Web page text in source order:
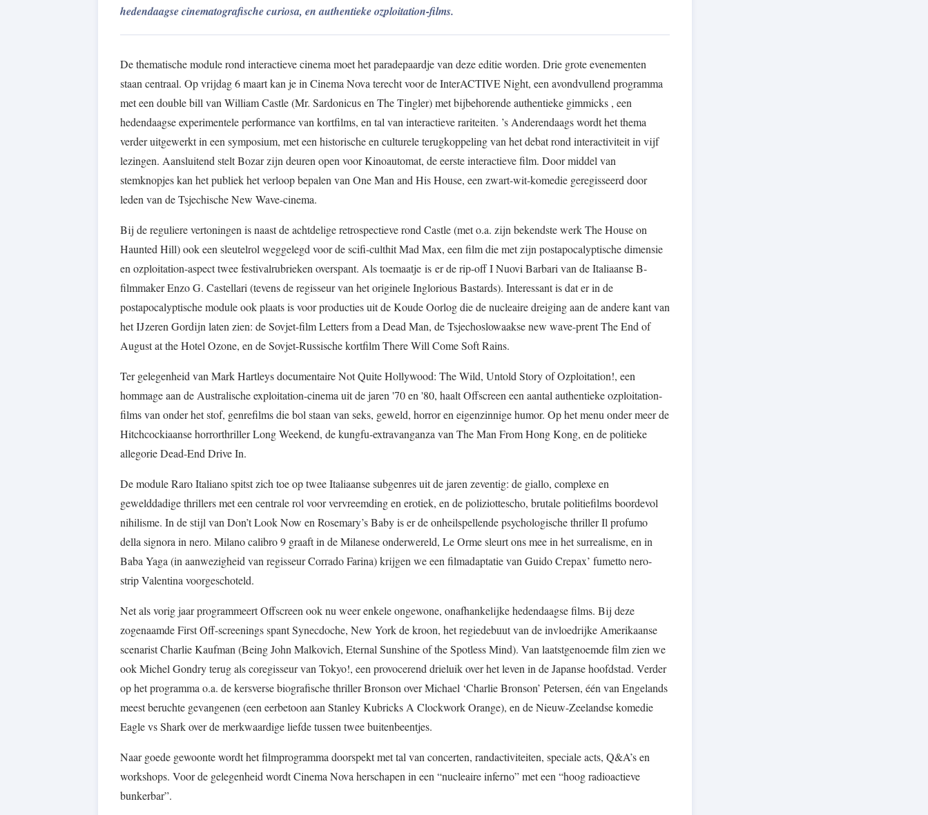
hedendaagse cinematografische curiosa, en authentieke ozploitation-films.
De thematische module rond interactieve cinema moet het paradepaardje van deze editie worden. Drie grote evenementen
staan centraal. Op vrijdag 6 maart kan je in Cinema Nova terecht voor de InterACTIVE Night, een avondvullend programma
met een double bill van William Castle (Mr. Sardonicus en The Tingler) met bijbehorende authentieke gimmicks , een
hedendaagse experimentele performance van kortfilms, en tal van interactieve rariteiten. ’s Anderendaags wordt het thema
verder uitgewerkt in een symposium, met een historische en culturele terugkoppeling van het debat rond interactiviteit in vijf
lezingen. Aansluitend stelt Bozar zijn deuren open voor Kinoautomat, de eerste interactieve film. Door middel van
stemknopjes kan het publiek het verloop bepalen van One Man and His House, een zwart-wit-komedie geregisseerd door
leden van de Tsjechische New Wave-cinema.
Bij de reguliere vertoningen is naast de achtdelige retrospectieve rond Castle (met o.a. zijn bekendste werk The House on
Haunted Hill) ook een sleutelrol weggelegd voor de scifi-culthit Mad Max, een film die met zijn postapocalyptische dimensie
en ozploitation-aspect twee festivalrubrieken overspant. Als toemaatje is er de rip-off I Nuovi Barbari van de Italiaanse B-
filmmaker Enzo G. Castellari (tevens de regisseur van het originele Inglorious Bastards). Interessant is dat er in de
postapocalyptische module ook plaats is voor producties uit de Koude Oorlog die de nucleaire dreiging aan de andere kant van
het IJzeren Gordijn laten zien: de Sovjet-film Letters from a Dead Man, de Tsjechoslowaakse new wave-prent The End of
August at the Hotel Ozone, en de Sovjet-Russische kortfilm There Will Come Soft Rains.
Ter gelegenheid van Mark Hartleys documentaire Not Quite Hollywood: The Wild, Untold Story of Ozploitation!, een
hommage aan de Australische exploitation-cinema uit de jaren '70 en '80, haalt Offscreen een aantal authentieke ozploitation-
films van onder het stof, genrefilms die bol staan van seks, geweld, horror en eigenzinnige humor. Op het menu onder meer de
Hitchcockiaanse horrorthriller Long Weekend, de kungfu-extravanganza van The Man From Hong Kong, en de politieke
allegorie Dead-End Drive In.
De module Raro Italiano spitst zich toe op twee Italiaanse subgenres uit de jaren zeventig: de giallo, complexe en
gewelddadige thrillers met een centrale rol voor vervreemding en erotiek, en de poliziottescho, brutale politiefilms boordevol
nihilisme. In de stijl van Don’t Look Now en Rosemary’s Baby is er de onheilspellende psychologische thriller Il profumo
della signora in nero. Milano calibro 9 graaft in de Milanese onderwereld, Le Orme sleurt ons mee in het surrealisme, en in
Baba Yaga (in aanwezigheid van regisseur Corrado Farina) krijgen we een filmadaptatie van Guido Crepax’ fumetto nero-
strip Valentina voorgeschoteld.
Net als vorig jaar programmeert Offscreen ook nu weer enkele ongewone, onafhankelijke hedendaagse films. Bij deze
zogenaamde First Off-screenings spant Synecdoche, New York de kroon, het regiedebuut van de invloedrijke Amerikaanse
scenarist Charlie Kaufman (Being John Malkovich, Eternal Sunshine of the Spotless Mind). Van laatstgenoemde film zien we
ook Michel Gondry terug als coregisseur van Tokyo!, een provocerend drieluik over het leven in de Japanse hoofdstad. Verder
op het programma o.a. de kersverse biografische thriller Bronson over Michael ‘Charlie Bronson’ Petersen, één van Engelands
meest beruchte gevangenen (een eerbetoon aan Stanley Kubricks A Clockwork Orange), en de Nieuw-Zeelandse komedie
Eagle vs Shark over de merkwaardige liefde tussen twee buitenbeentjes.
Naar goede gewoonte wordt het filmprogramma doorspekt met tal van concerten, randactiviteiten, speciale acts, Q&A’s en
workshops. Voor de gelegenheid wordt Cinema Nova herschapen in een “nucleaire inferno” met een “hoog radioactieve
bunkerbar”.